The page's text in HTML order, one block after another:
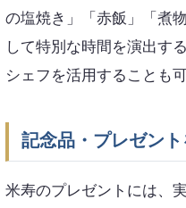
の塩焼き」「赤飯」「煮
して特別な時間を演出す
シェフを活用することも可
記念品・プレゼント
米寿のプレゼントには、